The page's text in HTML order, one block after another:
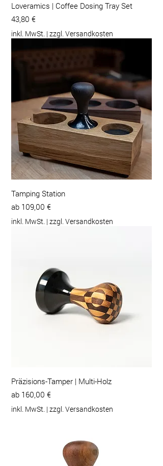
Loveramics | Coffee Dosing Tray Set
Preis
43,80 €
inkl. MwSt. | zzgl. Versandkosten
Tamping Station
ab 109,00 €
Sale-Preis
inkl. MwSt. | zzgl. Versandkosten
Präzisions-Tamper | Multi-Holz
ab 160,00 €
Sale-Preis
inkl. MwSt. | zzgl. Versandkosten